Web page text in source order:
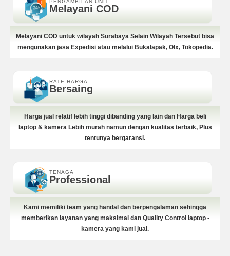
Melayani COD
Melayani COD untuk wilayah Surabaya Selain Wilayah Tersebut bisa
mengunakan jasa Expedisi atau melalui Bukalapak, Olx, Tokopedia.
RATE HARGA
Bersaing
Harga jual relatif lebih tinggi dibanding yang lain dan Harga beli
laptop & kamera Lebih murah namun dengan kualitas terbaik, Plus
tentunya bergaransi.
TENAGA
Professional
Kami memiliki team yang handal dan berpengalaman sehingga
memberikan layanan yang maksimal dan Quality Control laptop -
kamera yang kami jual.